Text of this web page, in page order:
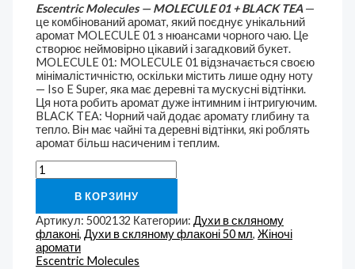
Escentric Molecules — MOLECULE 01 + BLACK TEA—
це комбінований аромат, який поєднує унікальний
аромат MOLECULE 01 з нюансами чорного чаю. Це
створює неймовірно цікавий і загадковий букет.
MOLECULE 01: MOLECULE 01 відзначається своєю
мінімалістичністю, оскільки містить лише одну ноту
— Iso E Super, яка має деревні та мускусні відтінки.
Ця нота робить аромат дуже інтимним і інтригуючим.
BLACK TEA: Чорний чай додає аромату глибину та
тепло. Він має чайні та деревні відтінки, які роблять
аромат більш насиченим і теплим.
В КОРЗИНУ
Артикул:5002132 Категории:Духи в скляному
флаконі,Духи в скляному флаконі 50 мл,Жіночі
аромати
Escentric Molecules